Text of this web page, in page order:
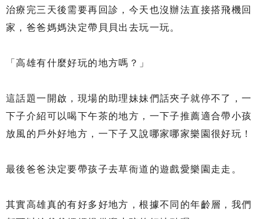
治療完三天後需要再回診，今天也沒辦法直接搭飛機回
家，爸爸媽媽決定帶貝貝出去玩一玩。
「高雄有什麼好玩的地方嗎？」
這話題一開啟，現場的助理妹妹們話夾子就停不了，一
下子介紹可以喝下午茶的地方，一下子推薦適合帶小孩
放風的戶外好地方，一下子又說哪家哪家樂園很好玩！
最後爸爸決定要帶孩子去草衙道的遊戲愛樂園走走。
其實高雄真的有好多好地方，根據不同的年齡層，我們